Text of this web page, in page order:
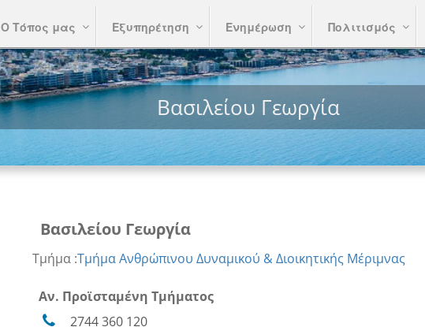
Ο Τόπος μας Εξυπηρέτηση Ενημέρωση Πολιτισμός
Βασιλείου Γεωργία
Βασιλείου Γεωργία
Τμήμα :Τμήμα Ανθρώπινου Δυναμικού & Διοικητικής Μέριμνας
Αν. Προϊσταμένη Τμήματος
2744 360 120